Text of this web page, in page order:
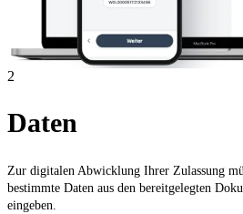
2
Daten
Zur digitalen Abwicklung Ihrer Zulassung
bestimmte Daten aus den bereitgelegten
eingeben.